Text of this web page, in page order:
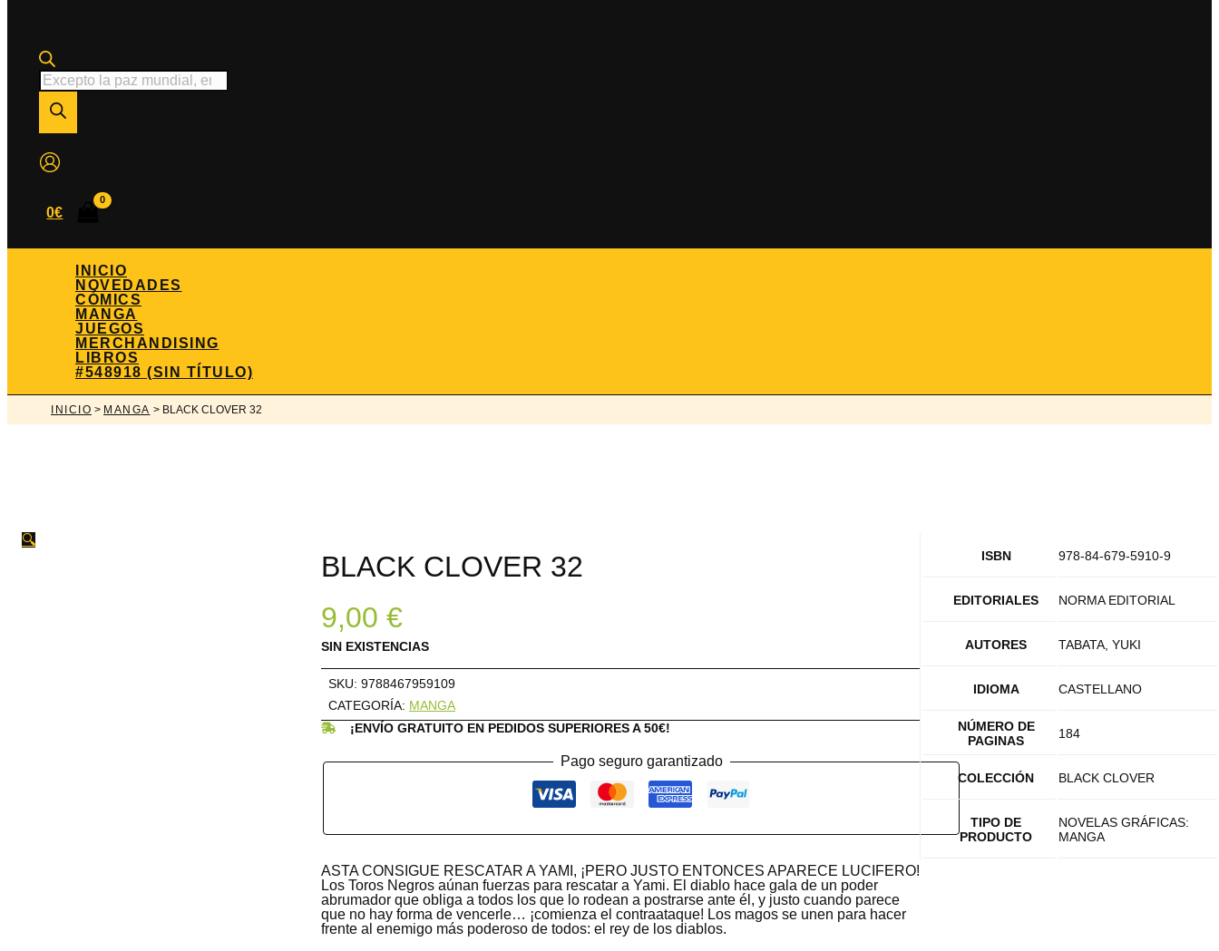
Búsqueda
de
productos
0€
INICIO
NOVEDADES
CÓMICS
MANGA
JUEGOS
MERCHANDISING
LIBROS
#548918 (SIN TÍTULO)
INICIO > MANGA > BLACK CLOVER 32
🔍
BLACK CLOVER 32
9,00 €
SIN EXISTENCIAS
SKU: 9788467959109
CATEGORÍA: MANGA
¡ENVÍO GRATUITO EN PEDIDOS SUPERIORES A 50€!
Pago seguro garantizado
ASTA CONSIGUE RESCATAR A YAMI, ¡PERO JUSTO ENTONCES APARECE LUCIFERO!
Los Toros Negros aúnan fuerzas para rescatar a Yami. El diablo hace gala de un poder
abrumador que obliga a todos los que lo rodean a postrarse ante él, y justo cuando parece
que no hay forma de vencerle… ¡comienza el contraataque! Los magos se unen para hacer
frente al enemigo más poderoso de todos: el rey de los diablos.
ISBN 978-84-679-5910-9
EDITORIALES NORMA EDITORIAL
AUTORES TABATA, YUKI
IDIOMA CASTELLANO
NÚMERO DE
PAGINAS
184
COLECCIÓN BLACK CLOVER
TIPO DE
PRODUCTO
NOVELAS GRÁFICAS:
MANGA